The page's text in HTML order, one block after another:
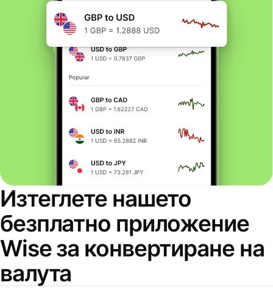
Изтеглете нашето
безплатно приложение
Wise за конвертиране на
валута